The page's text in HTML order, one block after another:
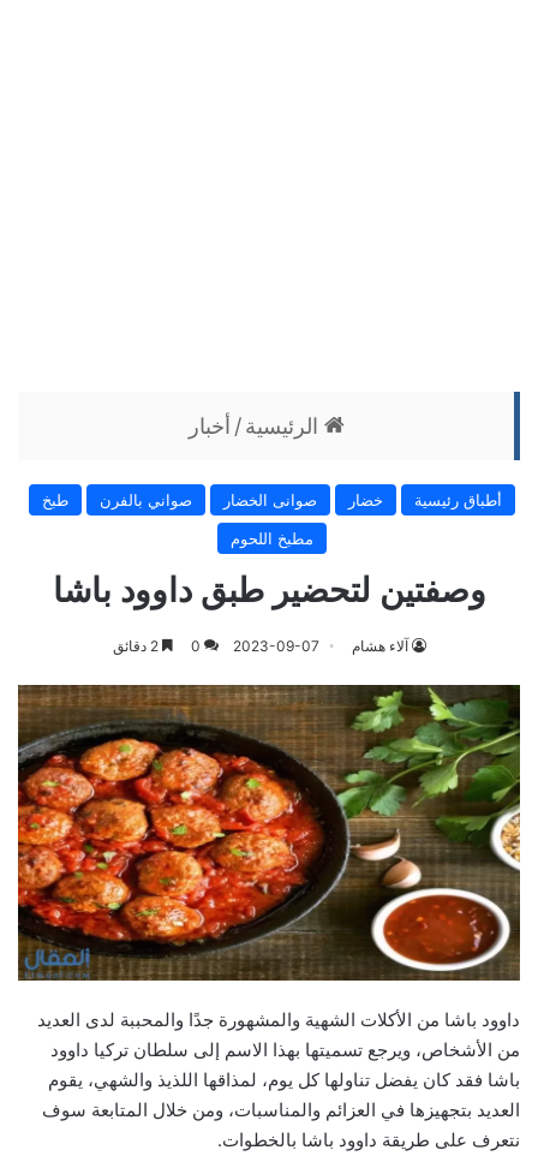
الرئيسية / أخبار
أطباق رئيسية خضار صوانى الخضار صواني بالفرن
طبخ
مطبخ اللحوم
وصفتين لتحضير طبق داوود باشا
آلاء هشام 2023-09-07
0 2 دقائق
داوود باشا من الأكلات الشهية والمشهورة جدًا والمحببة لدى العديد
من الأشخاص، ويرجع تسميتها بهذا الاسم إلى سلطان تركيا داوود
باشا فقد كان يفضل تناولها كل يوم، لمذاقها اللذيذ والشهي، يقوم
العديد بتجهيزها في العزائم والمناسبات، ومن خلال المتابعة سوف
نتعرف على طريقة داوود باشا بالخطوات.